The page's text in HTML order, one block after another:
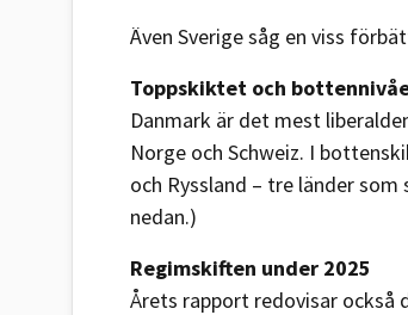
Även Sverige såg en viss
Toppskiktet och
Danmark är det mest
Norge och Schweiz. I
och Ryssland – tre länder
nedan.)
Regimskiften under 2025
Årets rapport redovisar